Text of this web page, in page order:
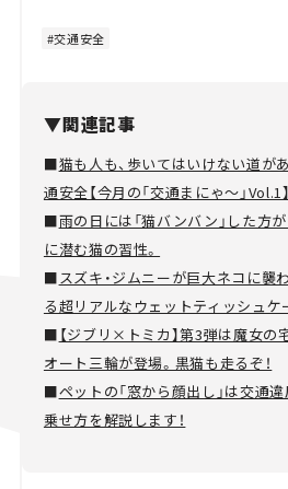
交通安全
▼関連記事
■猫も人も、歩いてはいけない道
通安全【今月の「交通まにゃ～」Vol.1】
■雨の日には「猫バンバン」した方
に潜む猫の習性。
■スズキ・ジムニーが巨大ネコに襲
る超リアルなウェットティッシュケ
■ 【ジブリ×トミカ】第3弾は魔女の
オート三輪が登場。黒猫も走るぞ！
■ペットの「窓から顔出し」は交通
乗せ方を解説します！